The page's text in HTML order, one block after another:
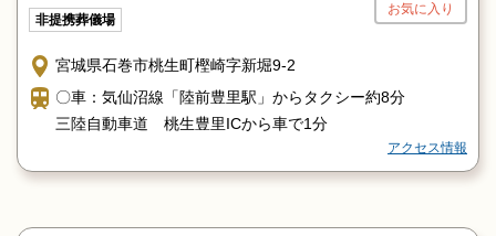
非提携葬儀場
お気に入り
宮城県石巻市桃生町樫崎字新堀9-2
〇車：気仙沼線「陸前豊里駅」からタクシー約8分
三陸自動車道 桃生豊里ICから車で1分
アクセス情報